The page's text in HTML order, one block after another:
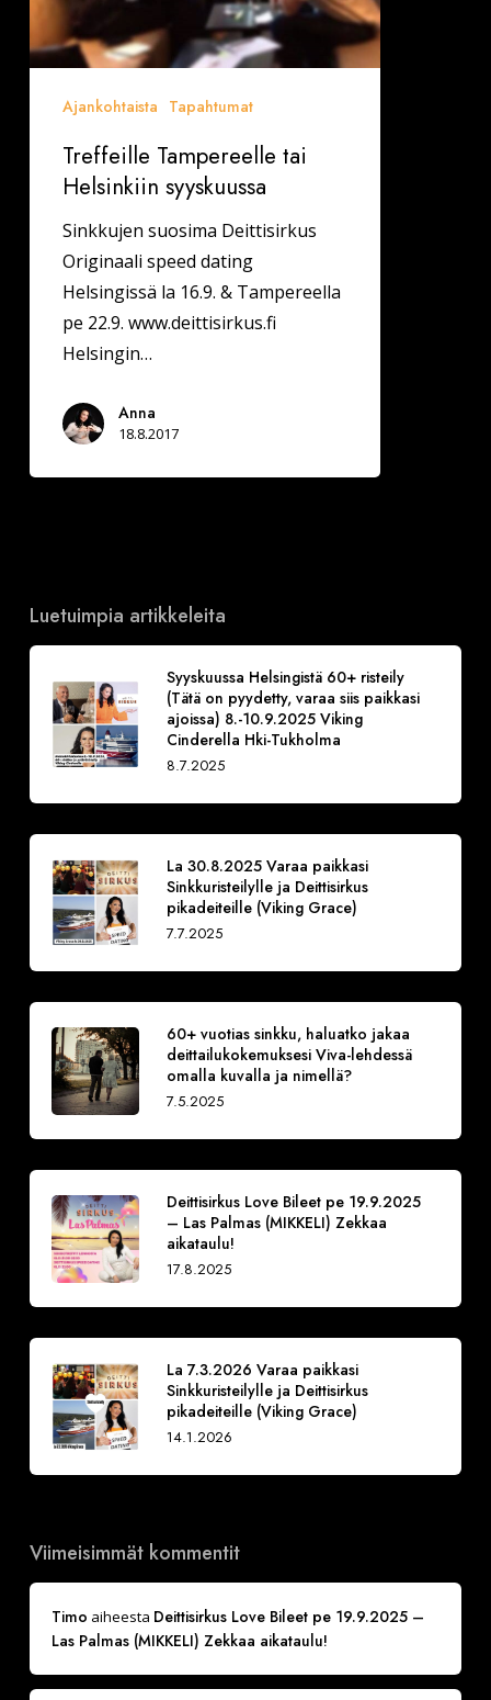
Ajankohtaista Tapahtumat
Treffeille Tampereelle tai
Helsinkiin syyskuussa
Sinkkujen suosima Deittisirkus
Originaali speed dating
Helsingissä la 16.9. & Tampereella
pe 22.9. www.deittisirkus.fi
Helsingin…
Anna
18.8.2017
Luetuimpia artikkeleita
Syyskuussa Helsingistä 60+ risteily
(Tätä on pyydetty, varaa siis paikkasi
ajoissa) 8.-10.9.2025 Viking
Cinderella Hki-Tukholma
8.7.2025
La 30.8.2025 Varaa paikkasi
Sinkkuristeilylle ja Deittisirkus
pikadeiteille (Viking Grace)
7.7.2025
60+ vuotias sinkku, haluatko jakaa
deittailukokemuksesi Viva-lehdessä
omalla kuvalla ja nimellä?
7.5.2025
Deittisirkus Love Bileet pe 19.9.2025
– Las Palmas (MIKKELI) Zekkaa
aikataulu!
17.8.2025
La 7.3.2026 Varaa paikkasi
Sinkkuristeilylle ja Deittisirkus
pikadeiteille (Viking Grace)
14.1.2026
Viimeisimmät kommentit
Timo aiheesta Deittisirkus Love Bileet pe 19.9.2025 –
Las Palmas (MIKKELI) Zekkaa aikataulu!